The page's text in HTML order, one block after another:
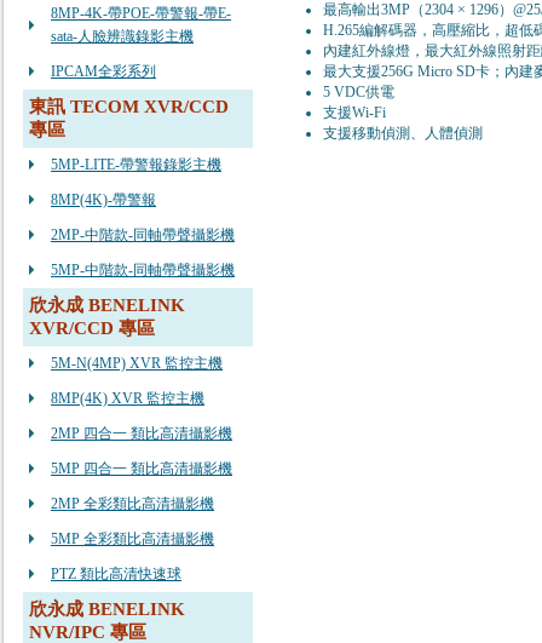
8MP-4K-帶POE-帶警報-帶E-
sata-人臉辨識錄影主機
IPCAM全彩系列
東訊 TECOM XVR/CCD
專區
5MP-LITE-帶警報錄影主機
8MP(4K)-帶警報
2MP-中階款-同軸帶聲攝影機
5MP-中階款-同軸帶聲攝影機
欣永成 BENELINK
XVR/CCD 專區
5M-N(4MP) XVR 監控主機
8MP(4K) XVR 監控主機
2MP 四合一 類比高清攝影機
5MP 四合一 類比高清攝影機
2MP 全彩類比高清攝影機
5MP 全彩類比高清攝影機
PTZ 類比高清快速球
欣永成 BENELINK
NVR/IPC 專區
最高輸出3MP（2304 × 1296）
H.265編解碼器，高壓縮比，超低
內建紅外線燈，最大紅外線照射
最大支援256G Micro SD卡；內
5 VDC供電
支援Wi-Fi
支援移動偵測、人體偵測